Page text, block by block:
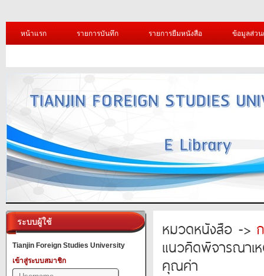
หน้าแรก รายการบันทึก รายการยืมหนังสือ ข้อมูลส่ว
ระบบผู้ใช้
Tianjin Foreign Studies University
เข้าสู่ระบบสมาชิก
หมวดหนังสือ ->
แนวคิดพิจารณา
คุณค่า